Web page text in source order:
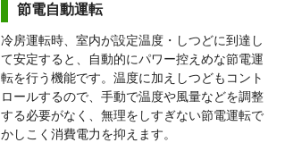
節電自動運転
冷房運転時、室内が設定温度・しつどに到達し
て安定すると、自動的にパワー控えめな節電運
転を行う機能です。温度に加えしつどもコント
ロールするので、手動で温度や風量などを調整
する必要がなく、無理をしすぎない節電運転で
かしこく消費電力を抑えます。